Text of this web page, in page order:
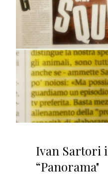
Ivan Sartori
“Panorama"